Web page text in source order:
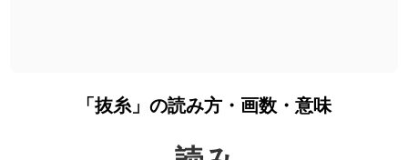
「抜糸」の読み方・画数・意味